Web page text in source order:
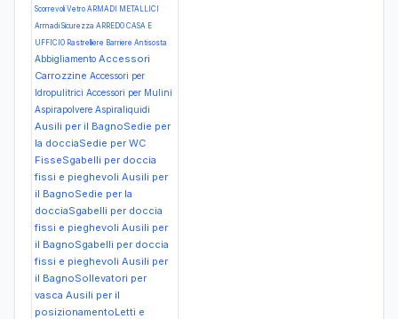
Scorrevoli Vetro ARMADI METALLICI
Armadi Sicurezza ARREDO CASA E
UFFICIO Rastrelliere Barriere Antisosta
Abbigliamento Accessori
Carrozzine Accessori per
Idropulitrici Accessori per Mulini
Aspirapolvere Aspiraliquidi
Ausili per il BagnoSedie per
la docciaSedie per WC
FisseSgabelli per doccia
fissi e pieghevoli Ausili per
il BagnoSedie per la
docciaSgabelli per doccia
fissi e pieghevoli Ausili per
il BagnoSgabelli per doccia
fissi e pieghevoli Ausili per
il BagnoSollevatori per
vasca Ausili per il
posizionamentoLetti e